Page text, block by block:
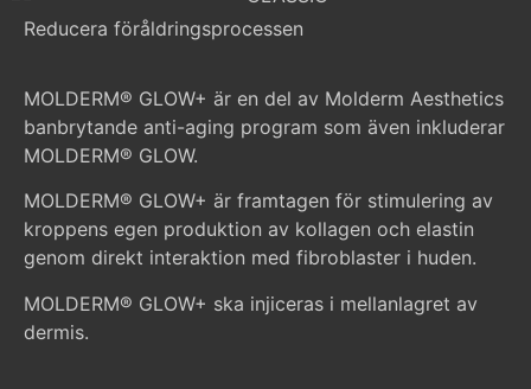
Reducera föråldringsprocessen
MOLDERM® GLOW+ är en del av Molderm Aesthetics
banbrytande anti-aging program som även inkluderar
MOLDERM® GLOW.
MOLDERM® GLOW+ är framtagen för stimulering av
kroppens egen produktion av kollagen och elastin
genom direkt interaktion med fibroblaster i huden.
MOLDERM® GLOW+ ska injiceras i mellanlagret av
dermis.